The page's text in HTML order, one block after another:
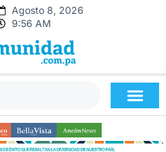
Agosto 8, 2026
9:56 AM